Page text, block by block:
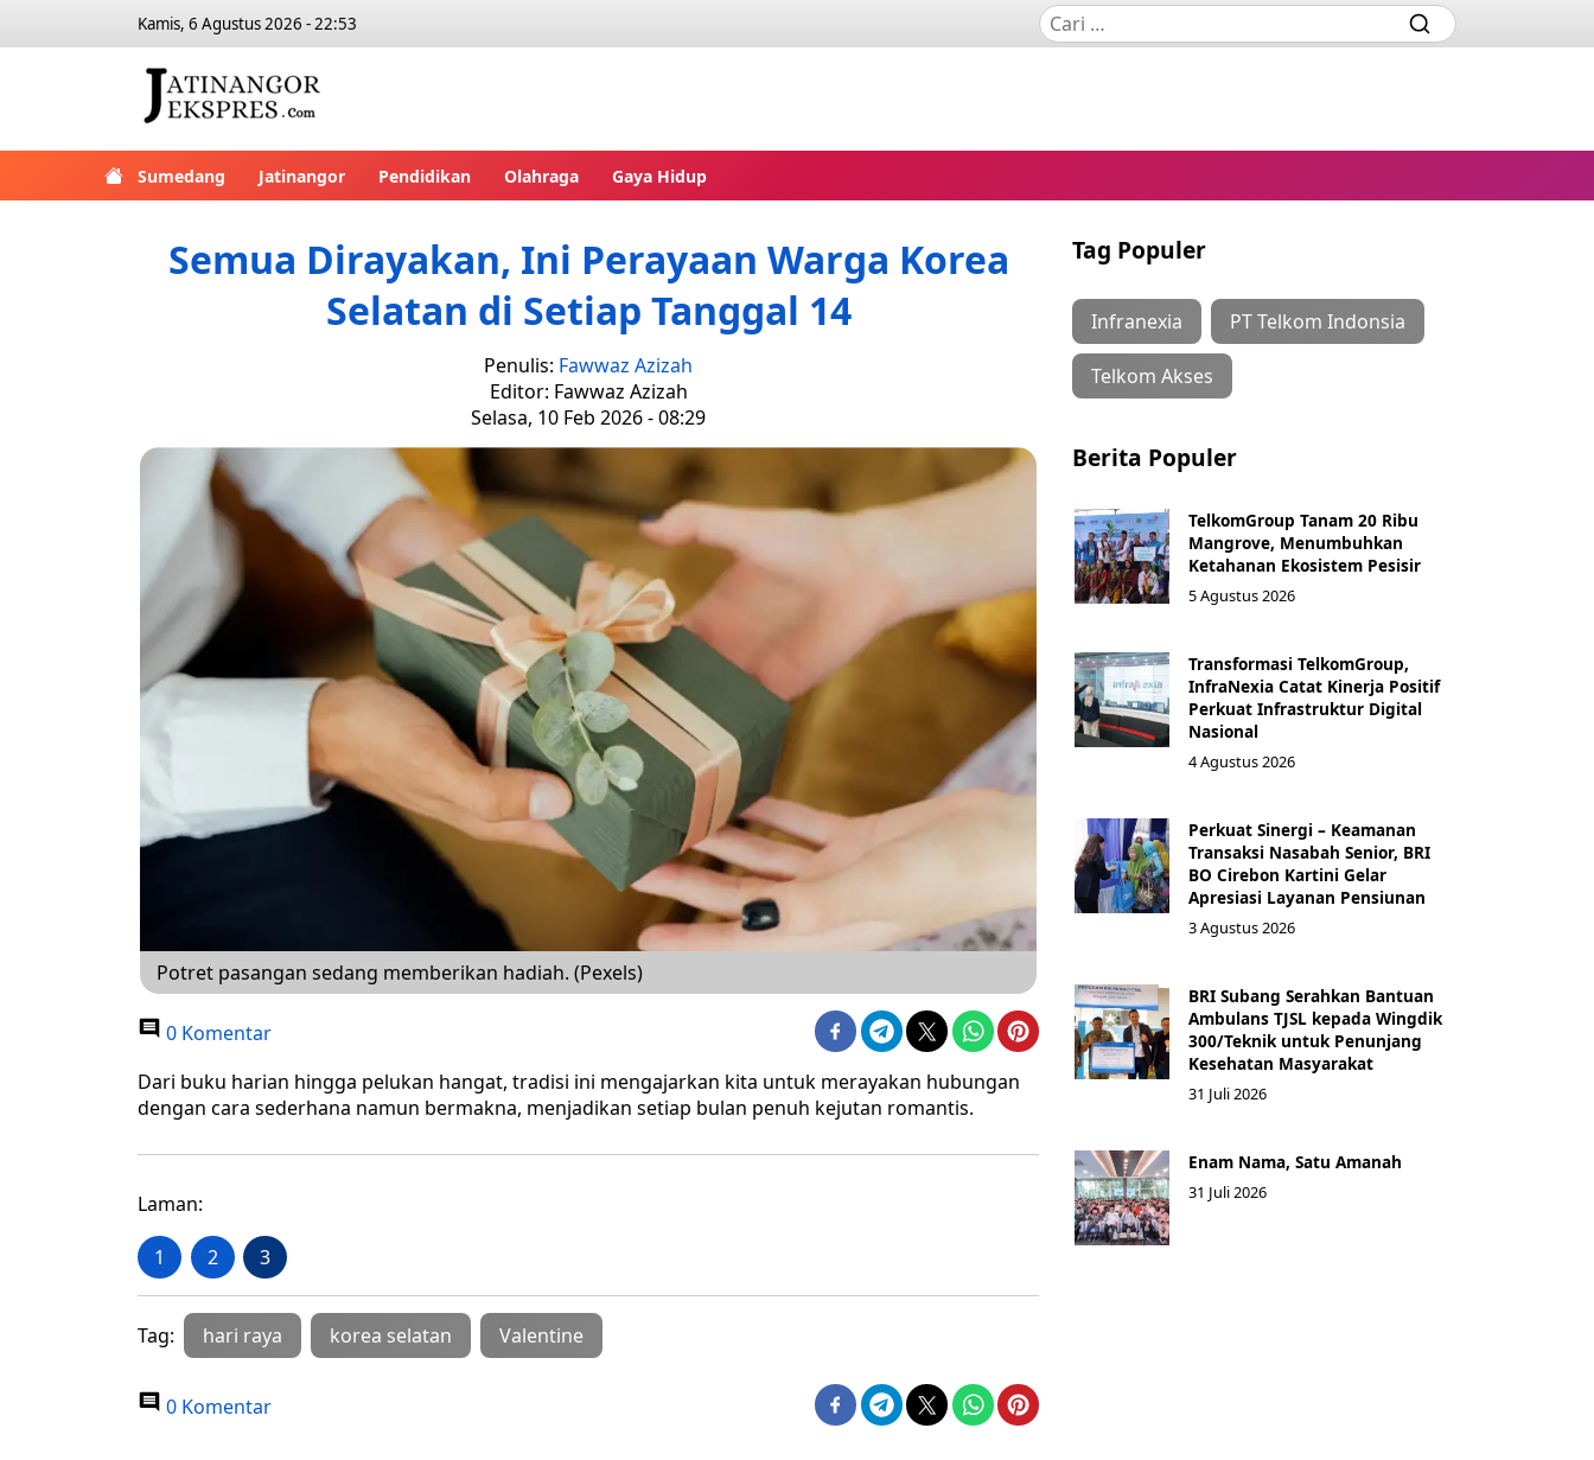
Kamis, 6 Agustus 2026 - 22:53
Sumedang Jatinangor Pendidikan Olahraga Gaya Hidup
Semua Dirayakan, Ini Perayaan Warga Korea
Selatan di Setiap Tanggal 14
Penulis: Fawwaz Azizah
Editor: Fawwaz Azizah
Selasa, 10 Feb 2026 - 08:29
Potret pasangan sedang memberikan hadiah. (Pexels)
0 Komentar
Dari buku harian hingga pelukan hangat, tradisi ini mengajarkan kita untuk merayakan hubungan
dengan cara sederhana namun bermakna, menjadikan setiap bulan penuh kejutan romantis.
Laman:
1 2 3
Tag: hari raya korea selatan Valentine
0 Komentar
Tag Populer
Infranexia PT Telkom Indonsia
Telkom Akses
Berita Populer
TelkomGroup Tanam 20 Ribu
Mangrove, Menumbuhkan
Ketahanan Ekosistem Pesisir
5 Agustus 2026
Transformasi TelkomGroup,
InfraNexia Catat Kinerja Positif
Perkuat Infrastruktur Digital
Nasional
4 Agustus 2026
Perkuat Sinergi – Keamanan
Transaksi Nasabah Senior, BRI
BO Cirebon Kartini Gelar
Apresiasi Layanan Pensiunan
3 Agustus 2026
BRI Subang Serahkan Bantuan
Ambulans TJSL kepada Wingdik
300/Teknik untuk Penunjang
Kesehatan Masyarakat ​
31 Juli 2026
Enam Nama, Satu Amanah
31 Juli 2026